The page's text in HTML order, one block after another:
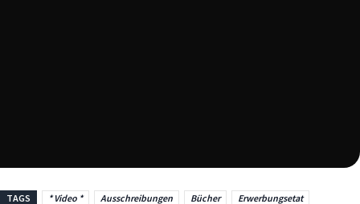
TAGS * Video * Ausschreibungen Bücher Erwerbungsetat